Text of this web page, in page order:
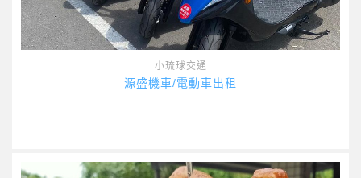
小琉球交通
源盛機車/電動車出租